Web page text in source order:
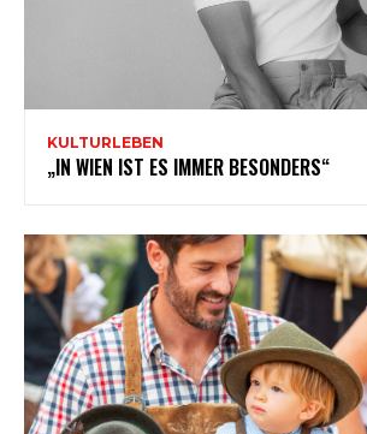
KULTURLEBEN
„IN WIEN IST ES IMMER BESONDERS“